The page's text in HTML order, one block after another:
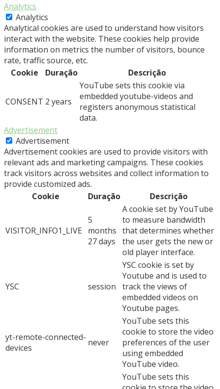
Analytics
Analytics
Analytical cookies are used to understand how visitors
interact with the website. These cookies help provide
information on metrics the number of visitors, bounce
rate, traffic source, etc.
Cookie
Duração Descrição
CONSENT 2 years
YouTube sets this cookie via
embedded youtube-videos and
registers anonymous statistical
data.
Advertisement
Advertisement
Advertisement cookies are used to provide visitors with
relevant ads and marketing campaigns. These cookies
track visitors across websites and collect information to
provide customized ads.
Cookie
Duração Descrição
VISITOR_INFO1_LIVE
5
months
27 days
A cookie set by YouTube
to measure bandwidth
that determines whether
the user gets the new or
old player interface.
YSC session
YSC cookie is set by
Youtube and is used to
track the views of
embedded videos on
Youtube pages.
yt-remote-connected-
devices
never
YouTube sets this
cookie to store the video
preferences of the user
using embedded
YouTube video.
YouTube sets this